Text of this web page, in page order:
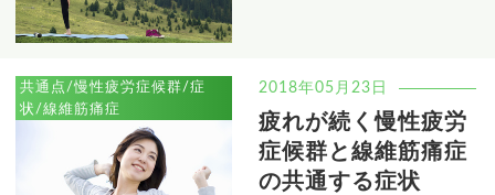
共通点/慢性疲労症候群/症
状/線維筋痛症
2018年05月23日
疲れが続く慢性疲労
症候群と線維筋痛症
の共通する症状